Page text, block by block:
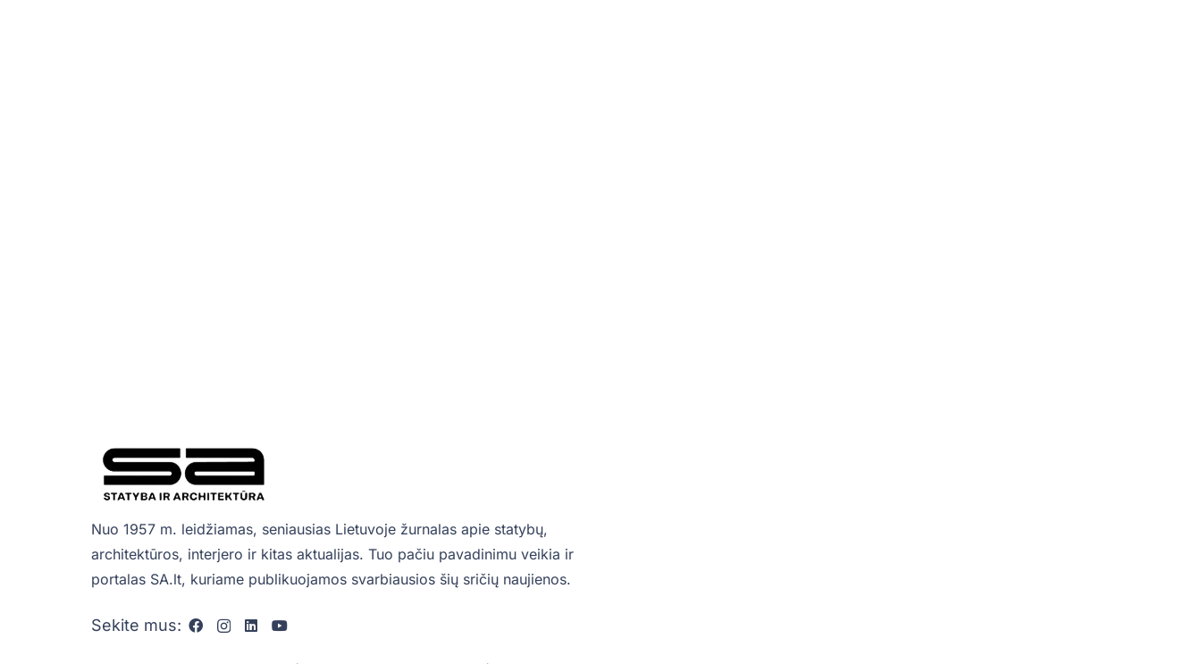
Nuo 1957 m. leidžiamas, seniausias Lietuvoje žurnalas apie statybų,
architektūros, interjero ir kitas aktualijas. Tuo pačiu pavadinimu veikia ir
portalas SA.lt, kuriame publikuojamos svarbiausios šių sričių naujienos.
Sekite mus: